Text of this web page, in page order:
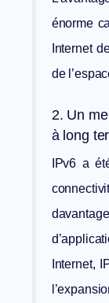
énorme
Internet
de
2. Un
à long
IPv6 a
Internet,